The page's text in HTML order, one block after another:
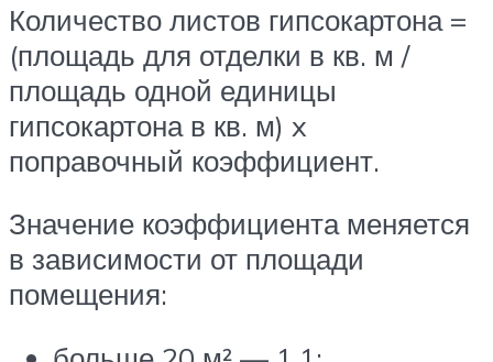
Количество листов гипсокартона =
(площадь для отделки в кв. м /
площадь одной единицы
гипсокартона в кв. м) x
поправочный коэффициент.
Значение коэффициента меняется
в зависимости от площади
помещения: